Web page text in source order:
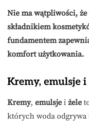
Nie ma wątpliwości,
składnikiem
fundamentem
komfort użytkowania.
Kremy, emulsje i
Kremy, emulsje i żele
których woda